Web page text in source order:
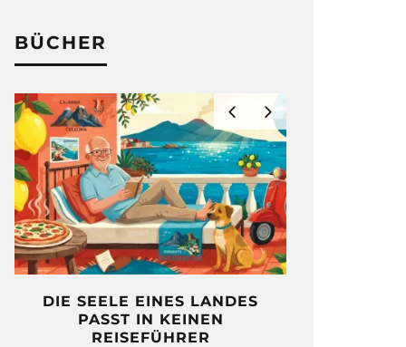
BÜCHER
DIE SEELE EINES LANDES
PASST IN KEINEN
REISEFÜHRER